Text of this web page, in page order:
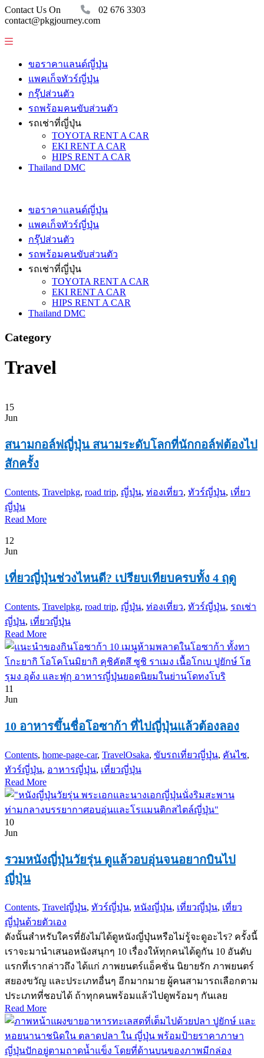
Contact Us On
02 676 3303
contact@pkgjourney.com
ขอราคาแลนด์ญี่ปุ่น
แพคเก็จทัวร์ญี่ปุ่น
กรุ๊ปส่วนตัว
รถพร้อมคนขับส่วนตัว
รถเช่าที่ญี่ปุ่น
TOYOTA RENT A CAR
EKI RENT A CAR
HIPS RENT A CAR
Thailand DMC
ขอราคาแลนด์ญี่ปุ่น
แพคเก็จทัวร์ญี่ปุ่น
กรุ๊ปส่วนตัว
รถพร้อมคนขับส่วนตัว
รถเช่าที่ญี่ปุ่น
TOYOTA RENT A CAR
EKI RENT A CAR
HIPS RENT A CAR
Thailand DMC
Category
Travel
15
Jun
สนามกอล์ฟญี่ปุ่น สนามระดับโลกที่นักกอล์ฟต้องไป
สักครั้ง
Contents, Travelpkg, road trip, ญี่ปุ่น, ท่องเที่ยว, ทัวร์ญี่ปุ่น, เที่ยว
ญี่ปุ่น
Read More
12
Jun
เที่ยวญี่ปุ่นช่วงไหนดี? เปรียบเทียบครบทั้ง 4 ฤดู
Contents, Travelpkg, road trip, ญี่ปุ่น, ท่องเที่ยว, ทัวร์ญี่ปุ่น, รถเช่า
ญี่ปุ่น, เที่ยวญี่ปุ่น
Read More
11
Jun
10 อาหารขึ้นชื่อโอซาก้า ที่ไปญี่ปุ่นแล้วต้องลอง
Contents, home-page-car, TravelOsaka, ขับรถเที่ยวญี่ปุ่น, คันไซ,
ทัวร์ญี่ปุ่น, อาหารญี่ปุ่น, เที่ยวญี่ปุ่น
Read More
10
Jun
รวมหนังญี่ปุ่นวัยรุ่น ดูแล้วอบอุ่นจนอยากบินไป
ญี่ปุ่น
Contents, Travelญี่ปุ่น, ทัวร์ญี่ปุ่น, หนังญี่ปุ่น, เที่ยวญี่ปุ่น, เที่ยว
ญี่ปุ่นด้วยตัวเอง
ดังนั้นสำหรับใครที่ยังไม่ได้ดูหนังญี่ปุ่นหรือไม่รู้จะดูอะไร? ครั้งนี้
เราจะมานำเสนอหนังสนุกๆ 10 เรื่องให้ทุกคนได้ดูกัน 10 อันดับ
แรกที่เรากล่าวถึง ได้แก่ ภาพยนตร์แอ็คชั่น นิยายรัก ภาพยนตร์
สยองขวัญ และประเภทอื่นๆ อีกมากมาย ผู้คนสามารถเลือกตาม
ประเภทที่ชอบได้ ถ้าทุกคนพร้อมแล้วไปดูพร้อมๆ กันเลย
Read More